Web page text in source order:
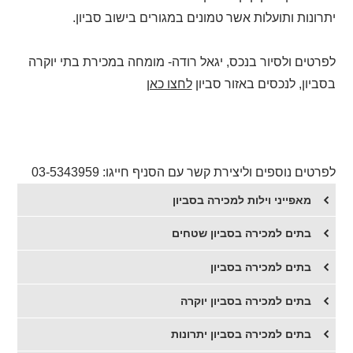
יתרונות ותועלות אשר טמונים במגורים בישוב סביון.
לפרטים ולסיור בנכס, יגאל רודה- מומחה במכירת בתי יוקרה
בסביון, לנכסים באזור סביוןלחצו כאן
לפרטים נוספים וליצירת קשר עם הסניף חייגו: 03-5343959
מאפייני וילות למכירה בסביון
בתים למכירה בסביון שטחים
בתים למכירה בסביון
​בתים למכירה בסביון יוקרה
​בתים למכירה בסביון יתרונות